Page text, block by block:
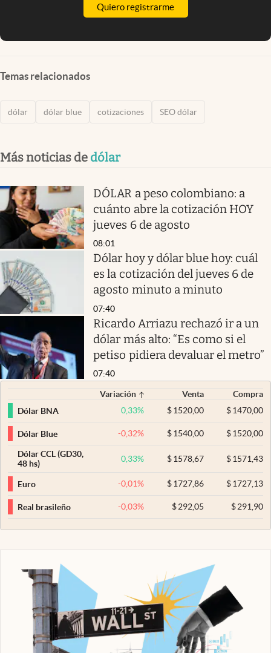
Quiero registrarme
Temas relacionados
dólar dólar blue cotizaciones SEO dólar
Más noticias de dólar
DÓLAR a peso colombiano: a
cuánto abre la cotización HOY
jueves 6 de agosto
08:01
Dólar hoy y dólar blue hoy: cuál
es la cotización del jueves 6 de
agosto minuto a minuto
07:40
Ricardo Arriazu rechazó ir a un
dólar más alto: “Es como si el
petiso pidiera devaluar el metro”
07:40
Variación Venta
Compra
Dólar BNA
0,33% $ 1520,00 $1470,00
Dólar Blue -0,32% $ 1540,00 $1520,00
Dólar CCL (GD30,
48 hs)
0,33% $ 1578,67 $1571,43
Euro -0,01% $ 1727,86 $1727,13
Real brasileño -0,03% $292,05 $291,90